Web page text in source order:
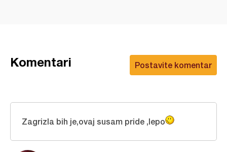
Postavite komentar
Komentari
Zagrizla bih je,ovaj susam pride ,lepo